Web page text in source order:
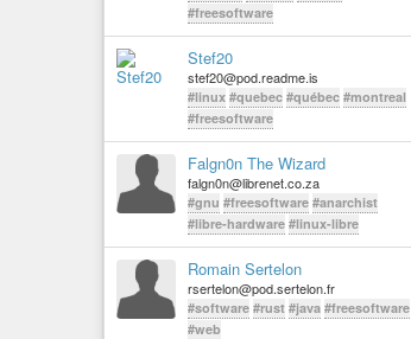
#freesoftware
Stef20
stef20@pod.readme.is
#linux #quebec #québec #montreal
#freesoftware
Falgn0n The Wizard
falgn0n@librenet.co.za
#gnu #freesoftware #anarchist
#libre-hardware #linux-libre
Romain Sertelon
rsertelon@pod.sertelon.fr
#software #rust #java #freesoftware
#web